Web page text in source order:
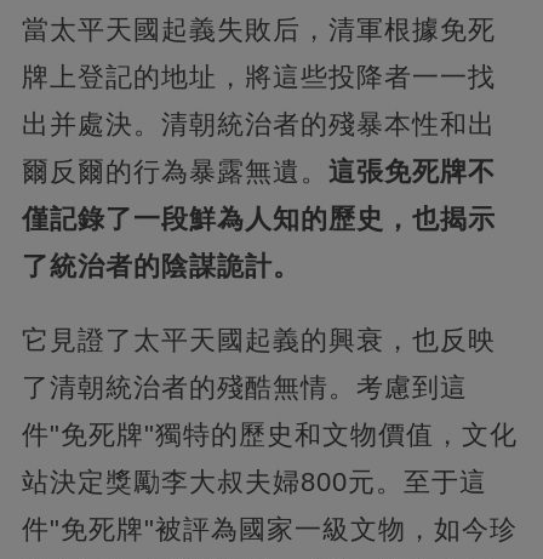
當太平天國起義失敗后，清軍根據免死
牌上登記的地址，將這些投降者一一找
出并處決。清朝統治者的殘暴本性和出
爾反爾的行為暴露無遺。 這張免死牌不
僅記錄了一段鮮為人知的歷史，也揭示
了統治者的陰謀詭計。
它見證了太平天國起義的興衰，也反映
了清朝統治者的殘酷無情。考慮到這
件"免死牌"獨特的歷史和文物價值，文化
站決定獎勵李大叔夫婦800元。至于這
件"免死牌"被評為國家一級文物，如今珍